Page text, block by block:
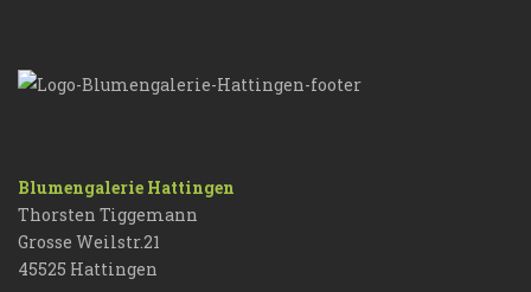
Blumengalerie Hattingen
Thorsten Tiggemann
Grosse Weilstr.21
45525 Hattingen